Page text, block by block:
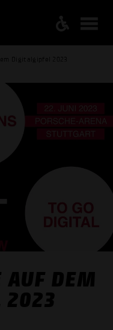
Digitalgipfel 2023
AUF DEM
2023